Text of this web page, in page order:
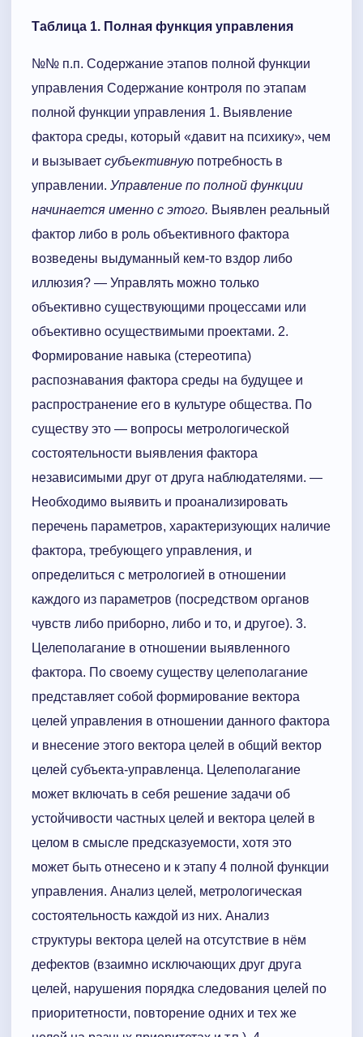
Таблица 1. Полная функция управления
№№ п.п. Содержание этапов полной функции
управления Содержание контроля по этапам
полной функции управления 1. Выявление
фактора среды, который «давит на психику», чем
и вызывает субъе­ктивную потребность в
управлении. Управление по полной функции
начинается именно с этого. Выявлен реальный
фактор либо в роль объективного фактора
возведены выдуманный кем-то вздор либо
иллюзия? — Управлять можно только
объективно существующими процессами или
объективно осуществимыми проектами. 2.
Формирование навыка (стереотипа)
распознавания фактора среды на будущее и
распространение его в культуре общества. По
существу это — вопросы метрологической
состоятельности выявления фактора
независимыми друг от друга наблюдателями. —
Необходимо выявить и проанализировать
перечень параметров, характеризующих наличие
фактора, требующего управления, и
определиться с метрологией в отношении
каждого из параметров (посредством органов
чувств либо приборно, либо и то, и другое). 3.
Целеполагание в отношении выявленного
фактора. По своему существу целеполагание
представляет собой формирование вектора
целей управления в отношении данного фактора
и внесение этого вектора целей в об­щий вектор
целей субъекта-уп­ра­в­ленца. Целеполагание
может включать в себя решение задачи об
устойчивости частных целей и вектора целей в
целом в смысле предсказуемости, хотя это
может быть от­несено и к этапу 4 полной функции
управления. Анализ целей, метрологическая
состоятель­ность каждой из них. Анализ
структуры вектора целей на отсутствие в нём
дефектов (взаимно исключающих друг друга
целей, нарушения порядка следования целей по
приоритетности, повторение одних и тех же